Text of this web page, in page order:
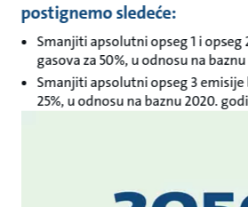
postignemo sledeće:
Smanjiti apsolutni opseg 1 i opseg
gasova za 50%, u odnosu na
Smanjiti apsolutni opseg 3 emisije
25%, u odnosu na baznu 2020.